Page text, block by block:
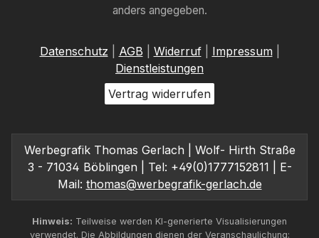
anders angegeben.
Datenschutz AGB Widerruf| Impressum
Dienstleistungen
Vertrag widerrufen
Werbegrafik Thomas Gerlach | Wolf- Hirth Straße
3 - 71034 Böblingen | Tel: +49(0)1777152811 | E-
Mail: thomas@werbegrafik-gerlach.de
Hinweis: Teilweise werden KI-generierte Visualisierungen
verwendet. Die Abbildungen dienen der Veranschaulichung;